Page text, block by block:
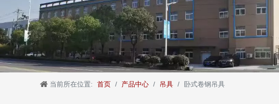
当前所在位置: 首页 / 产品中心 / 吊具 / 卧式卷钢吊具